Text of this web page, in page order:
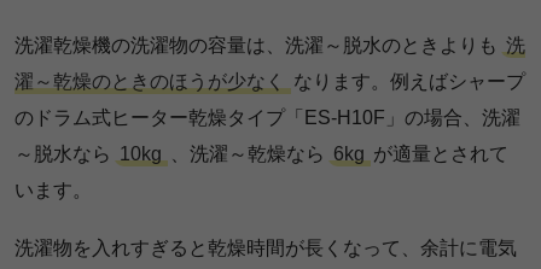
洗濯乾燥機の洗濯物の容量は、洗濯～脱水のときよりも 洗
濯～乾燥のときのほうが少なく
なります。例えばシャープ
のドラム式ヒーター乾燥タイプ「ES-H10F」の場合、洗濯
～脱水なら 10kg 、洗濯～乾燥なら 6kg が適量とされて
います。
洗濯物を入れすぎると乾燥時間が長くなって、余計に電気